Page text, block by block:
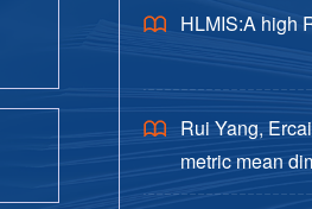
HLMIS:A high
Rui Yang,
metric mean
38.